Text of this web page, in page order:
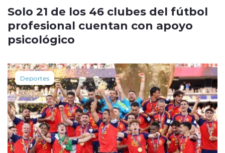
Solo 21 de los 46 clubes del fútbol
profesional cuentan con apoyo
psicológico
Deportes